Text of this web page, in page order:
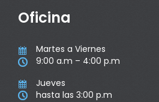
Oficina
 Martes a Viernes
 9:00 a.m – 4:00 p.m
 Jueves
 hasta las 3:00 p.m